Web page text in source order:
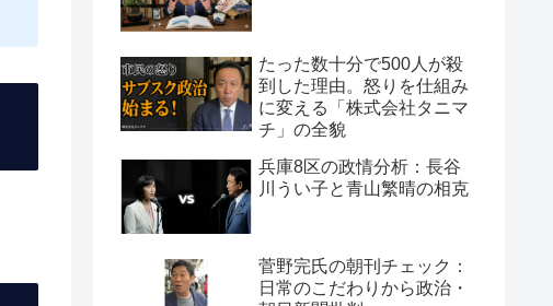
たった数十分で500人が殺
到した理由。怒りを仕組み
に変える「株式会社タニマ
チ」の全貌
兵庫8区の政情分析：長谷
川うい子と青山繁晴の相克
菅野完氏の朝刊チェック：
日常のこだわりから政治・